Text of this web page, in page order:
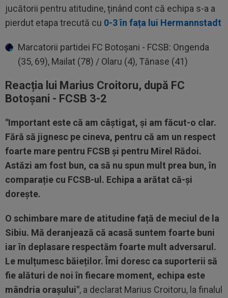
jucătorii pentru atitudine, ținând cont că echipa s-a a
pierdut etapa trecută cu 0-3 în fața lui Hermannstadt
Marcatorii partidei FC Botoșani - FCSB: Ongenda
(35, 69), Mailat (78) / Olaru (4), Tănase (41)
Reacția lui Marius Croitoru, după FC
Botoșani - FCSB 3-2
"Important este că am câștigat, și am făcut-o clar.
Fără să jignesc pe cineva, pentru că am un respect
foarte mare pentru FCSB și pentru Mirel Rădoi.
Astăzi am fost bun, ca să nu spun mult prea bun, în
comparație cu FCSB-ul. Echipa a arătat că-și
dorește.
O schimbare mare de atitudine față de meciul de la
Sibiu. Mă deranjează că acasă suntem foarte buni
iar în deplasare respectăm foarte mult adversarul.
Le mulțumesc băieților. Îmi doresc ca suporterii să
fie alături de noi în fiecare moment, echipa este
mândria orașului", a declarat Marius Croitoru, la finalul